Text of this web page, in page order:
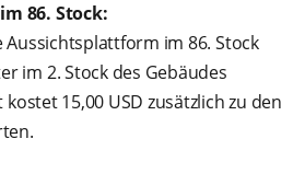
86. Stock:
im 86. Stock
im 2. Stock des Gebäudes
15,00 USD zusätzlich zu den